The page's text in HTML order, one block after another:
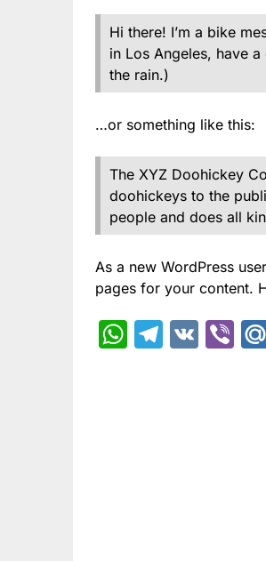
Hi there! I’m a bike
in Los Angeles, have
the rain.)
…or something like this:
The XYZ Doohickey
doohickeys to the
people and does all
As a new WordPress
pages for your content.
WhatsApp
VK